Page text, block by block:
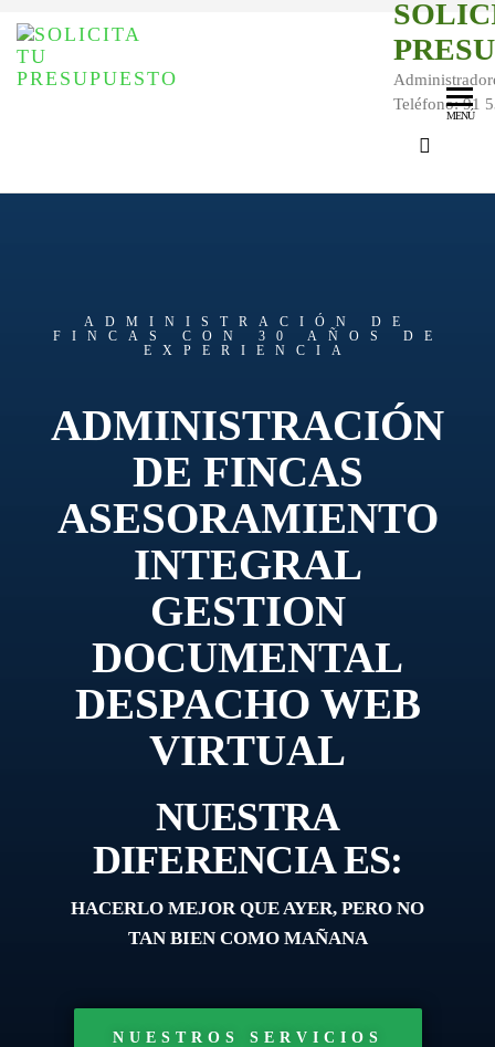
Teléfono: 91
MENÚ
ADMINISTRACIÓN DE
FINCAS CON 30 AÑOS DE
EXPERIENCIA
ADMINISTRACIÓN
DE FINCAS
ASESORAMIENTO
INTEGRAL
GESTION
DOCUMENTAL
DESPACHO WEB
VIRTUAL
NUESTRA
DIFERENCIA ES:
HACERLO MEJOR QUE AYER, PERO NO
TAN BIEN COMO MAÑANA
NUESTROS SERVICIOS